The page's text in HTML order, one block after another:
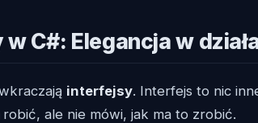
C#: Elegancja w
interfejsy. Interfejs to nic
robić, ale nie mówi, jak ma to zrobić.